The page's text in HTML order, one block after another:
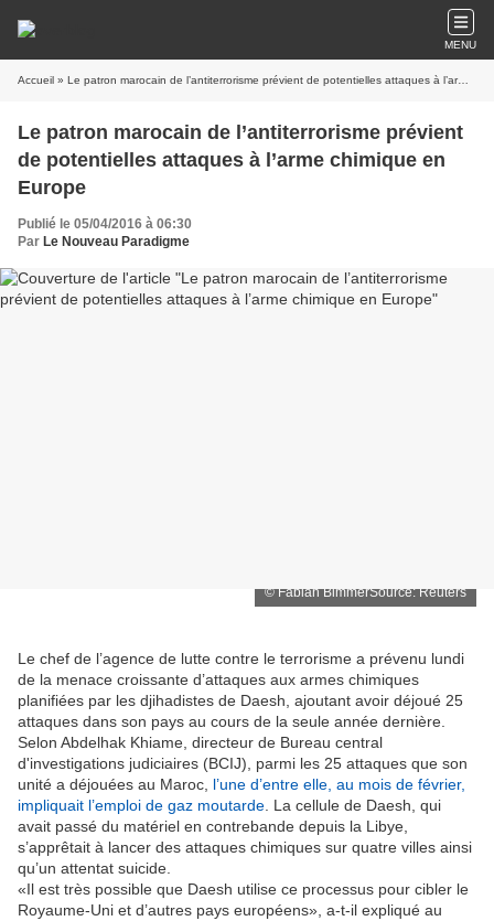
MENU
Accueil » Le patron marocain de l’antiterrorisme prévient de potentielles attaques à l’arme chimique en Europe
Le patron marocain de l’antiterrorisme prévient
de potentielles attaques à l’arme chimique en
Europe
Publié le 05/04/2016 à 06:30
Par Le Nouveau Paradigme
© Fabian BimmerSource: Reuters
Le chef de l’agence de lutte contre le terrorisme a prévenu lundi
de la menace croissante d’attaques aux armes chimiques
planifiées par les djihadistes de Daesh, ajoutant avoir déjoué 25
attaques dans son pays au cours de la seule année dernière.
Selon Abdelhak Khiame, directeur de Bureau central
d'investigations judiciaires (BCIJ), parmi les 25 attaques que son
unité a déjouées au Maroc, l’une d’entre elle, au mois de février,
impliquait l’emploi de gaz moutarde . La cellule de Daesh, qui
avait passé du matériel en contrebande depuis la Libye,
s’apprêtait à lancer des attaques chimiques sur quatre villes ainsi
qu’un attentat suicide.
«Il est très possible que Daesh utilise ce processus pour cibler le
Royaume-Uni et d’autres pays européens», a-t-il expliqué au